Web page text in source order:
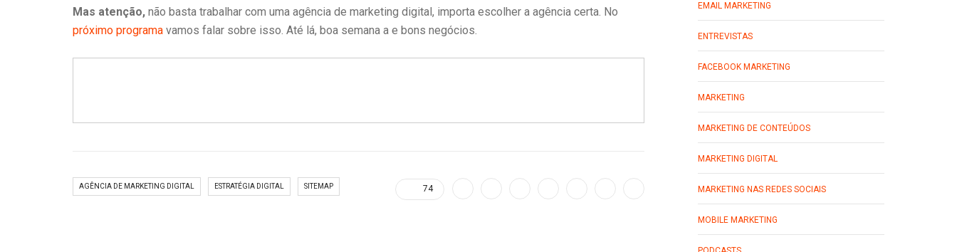
Mas atenção, não basta trabalhar com uma agência de marketing digital, importa escolher a agência certa. No
próximo programa vamos falar sobre isso. Até lá, boa semana a e bons negócios.
AGÊNCIA DE MARKETING DIGITAL ESTRATÉGIA DIGITAL SITEMAP 74
EMAIL MARKETING
ENTREVISTAS
FACEBOOK MARKETING
MARKETING
MARKETING DE CONTEÚDOS
MARKETING DIGITAL
MARKETING NAS REDES SOCIAIS
MOBILE MARKETING